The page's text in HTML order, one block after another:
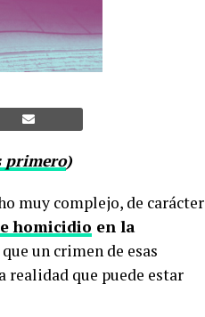
primero)
muy complejo, de carácter
homicidio en la
un crimen de esas
realidad que puede estar